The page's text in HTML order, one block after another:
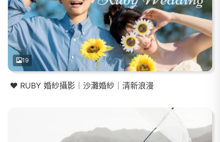
19
❤️ RUBY 婚紗攝影｜沙灘婚紗｜清新浪漫